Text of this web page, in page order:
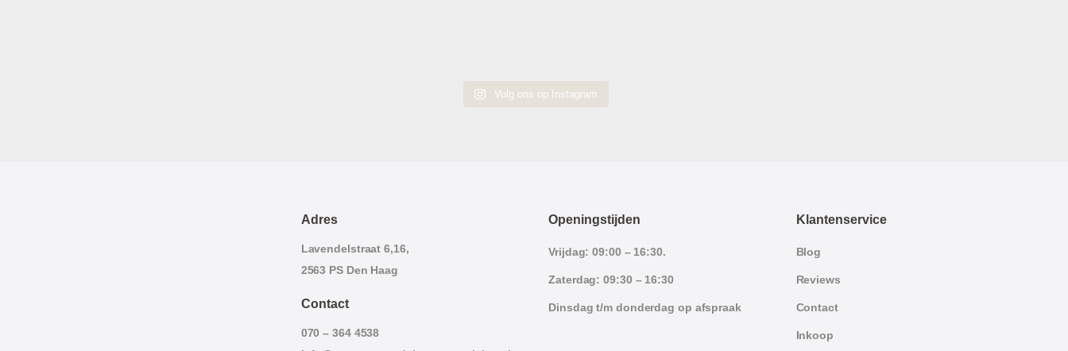
Volg ons op Instagram
Adres
Lavendelstraat 6,16,
2563 PS Den Haag
Contact
070 – 364 4538
Openingstijden
Vrijdag: 09:00 – 16:30.
Zaterdag: 09:30 – 16:30
Dinsdag t/m donderdag op afspraak
Klantenservice
Blog
Reviews
Contact
Inkoop